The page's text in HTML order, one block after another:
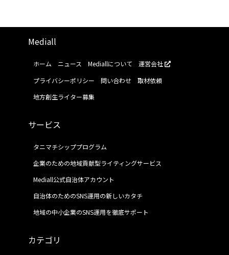
Mediall
ホーム ニュース Mediallについて
運営会社
プライバシーポリシー
問い合わせ
取材依頼
地方創生ライター募集
サービス
タニマチシッププログラム
企業のための地域貢献型ライティングサービス
Mediall公式自治体アカウント
自治体のためのSNS運用の新しいカタチ
地域の中小企業のSNS運用を徹底サポート
カテゴリ